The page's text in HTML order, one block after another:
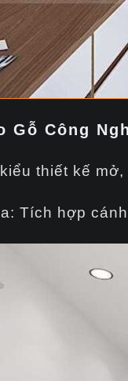
Gỗ Công
thiết kế
Tích hợp